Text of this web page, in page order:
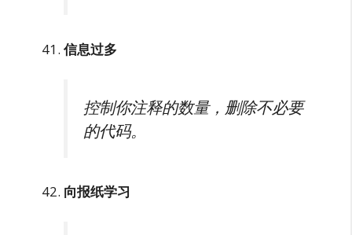
信息过多
控制你注释的数量，删除不必要
的代码。
向报纸学习